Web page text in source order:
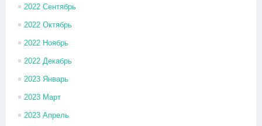
2022 Сентябрь
2022 Октябрь
2022 Ноябрь
2022 Декабрь
2023 Январь
2023 Март
2023 Апрель